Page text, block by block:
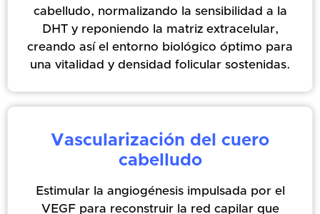
cabelludo, normalizando la sensibilidad a la
DHT y reponiendo la matriz extracelular,
creando así el entorno biológico óptimo para
una vitalidad y densidad folicular sostenidas.
Vascularización del cuero
cabelludo
Estimular la angiogénesis impulsada por el
VEGF para reconstruir la red capilar que